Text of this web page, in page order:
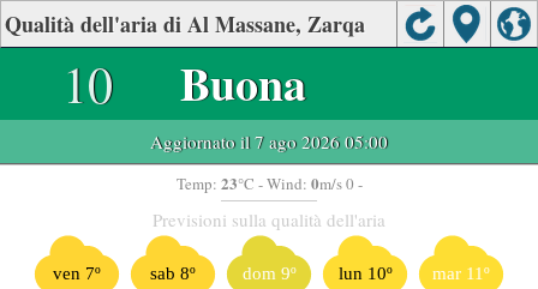
Qualità dell'aria di Al Massane, Zarqa
10 Buona
Aggiornato il 7 ago 2026 05:00
Temp: 23°C - Wind: 0m/s 0 -
Previsioni sulla qualità dell'aria
ven 7º sab 8º dom 9º lun 10º mar 11º